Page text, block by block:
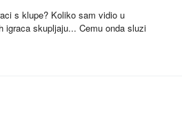
s klupe? Koliko sam vidio u
igraca skupljaju... Cemu onda sluzi